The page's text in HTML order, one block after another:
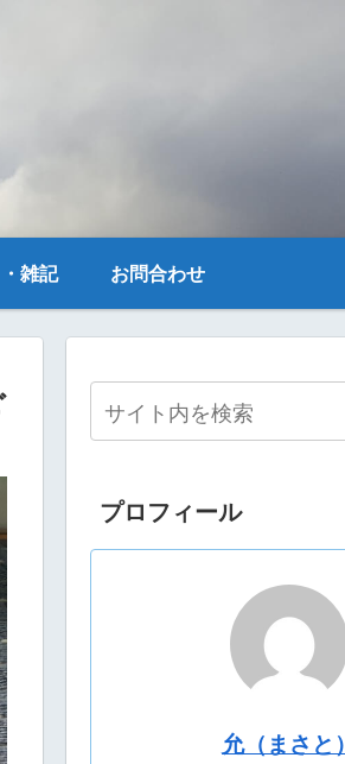
雑記 お問合わせ
プロフィール
允（まさと）